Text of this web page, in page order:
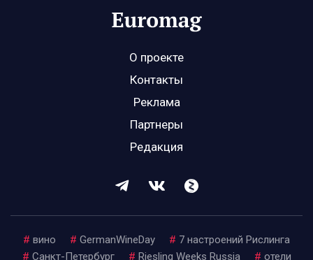
О проекте
Контакты
Реклама
Партнеры
Редакция
# вино # GermanWineDay # 7 настроений Рислинга
# Санкт-Петербург # Riesling Weeks Russia # отели